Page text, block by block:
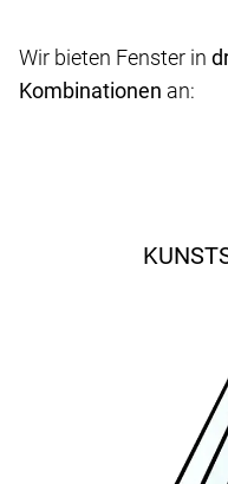
Wir bieten Fenster in
Kombinationen an: